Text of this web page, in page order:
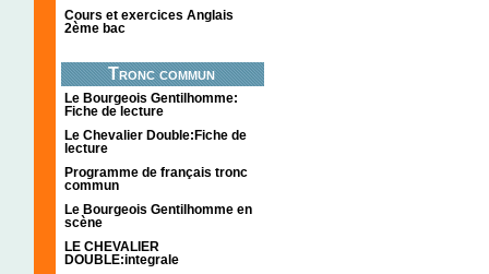
Cours et exercices Anglais
2ème bac
Tronc commun
Le Bourgeois Gentilhomme:
Fiche de lecture
Le Chevalier Double:Fiche de
lecture
Programme de français tronc
commun
Le Bourgeois Gentilhomme en
scène
LE CHEVALIER
DOUBLE:integrale